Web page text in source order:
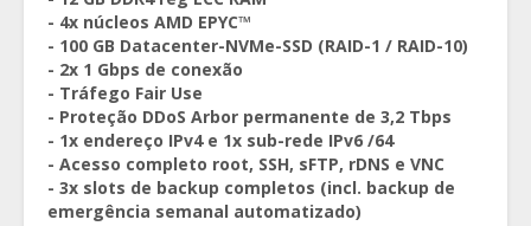
- 4x núcleos AMD EPYC™
- 100 GB Datacenter-NVMe-SSD (RAID-1 / RAID-10)
- 2x 1 Gbps de conexão
- Tráfego Fair Use
- Proteção DDoS Arbor permanente de 3,2 Tbps
- 1x endereço IPv4 e 1x sub-rede IPv6 /64
- Acesso completo root, SSH, sFTP, rDNS e VNC
- 3x slots de backup completos (incl. backup de
emergência semanal automatizado)